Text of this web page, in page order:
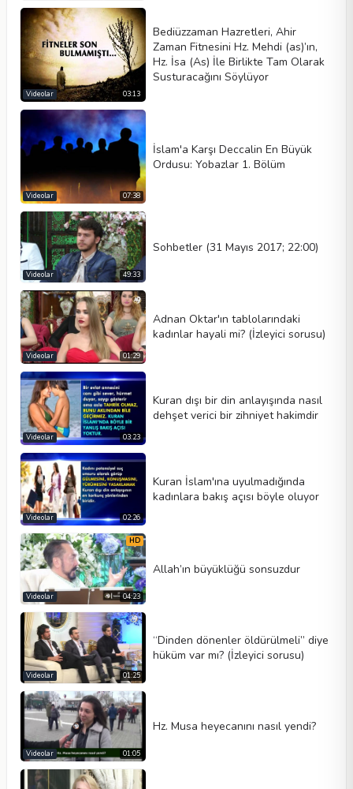
03:13
Videolar
Bediüzzaman Hazretleri, Ahir
Zaman Fitnesini Hz. Mehdi (as)’ın,
Hz. İsa (As) İle Birlikte Tam Olarak
Susturacağını Söylüyor
07:38
Videolar
İslam'a Karşı Deccalin En Büyük
Ordusu: Yobazlar 1. Bölüm
49:33
Videolar
Sohbetler (31 Mayıs 2017; 22:00)
01:29
Videolar
Adnan Oktar'ın tablolarındaki
kadınlar hayali mi? (İzleyici sorusu)
03:23
Videolar
Kuran dışı bir din anlayışında nasıl
dehşet verici bir zihniyet hakimdir
02:26
Videolar
Kuran İslam'ına uyulmadığında
kadınlara bakış açısı böyle oluyor
HD
04:23
Videolar
Allah’ın büyüklüğü sonsuzdur
01:25
Videolar
“Dinden dönenler öldürülmeli” diye
hüküm var mı? (İzleyici sorusu)
01:05
Videolar
Hz. Musa heyecanını nasıl yendi?